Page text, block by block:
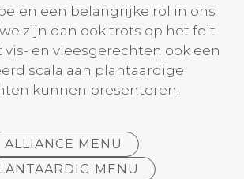
een belangrijke rol in ons
zijn dan ook trots op het feit
vis- en vleesgerechten ook een
scala aan plantaardige
kunnen presenteren.
ALLIANCE MENU
MENU